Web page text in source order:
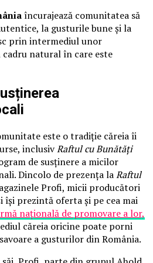
încurajează comunitatea să
la gusturile bune și la
prin intermediul unor
natural în care este
este o tradiție căreia îi
inclusivRaftul cu Bunătăți
de susținere a micilor
Dincolo de prezența laRaftul
Profi, micii producători
își prezintă oferta și pe cea mai
națională de promovare a lor,
căreia oricine poate porni
a gusturilor din România.